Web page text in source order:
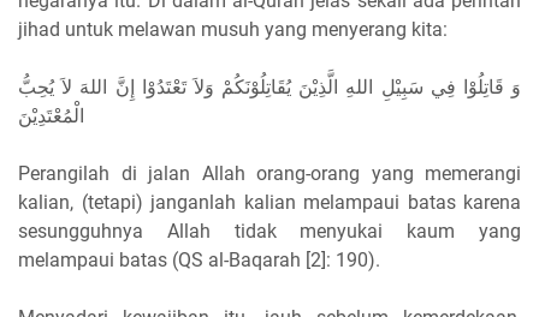
jihad untuk melawan musuh yang menyerang kita:
وَ قَاتِلُوْا فِي سَبِيْلِ اللهِ الَّذِيْنَ يُقَاتِلُوْنَكُمْ وَلاَ تَعْتَدُوْا إِنَّ اللهَ لاَ يُحِبُّ
الْمُعْتَدِيْنَ
Perangilah di jalan Allah orang-orang yang memerangi
kalian, (tetapi) janganlah kalian melampaui batas karena
sesungguhnya Allah tidak menyukai kaum yang
melampaui batas (QS al-Baqarah [2]: 190).